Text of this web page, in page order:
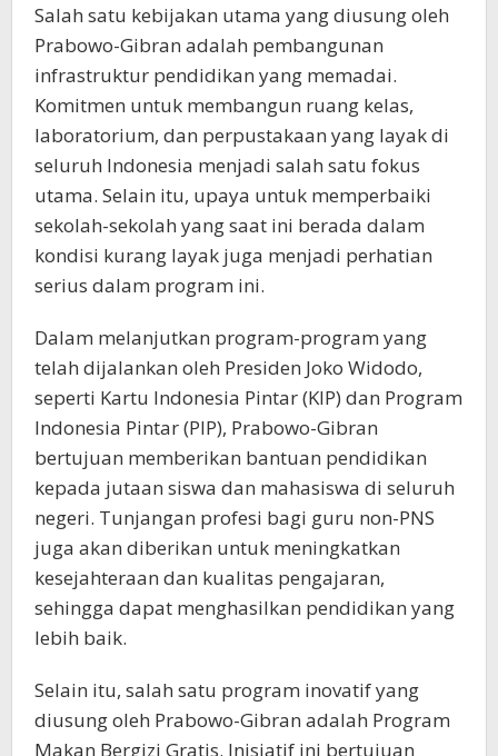
Salah satu kebijakan utama yang diusung oleh
Prabowo-Gibran adalah pembangunan
infrastruktur pendidikan yang memadai.
Komitmen untuk membangun ruang kelas,
laboratorium, dan perpustakaan yang layak di
seluruh Indonesia menjadi salah satu fokus
utama. Selain itu, upaya untuk memperbaiki
sekolah-sekolah yang saat ini berada dalam
kondisi kurang layak juga menjadi perhatian
serius dalam program ini.
Dalam melanjutkan program-program yang
telah dijalankan oleh Presiden Joko Widodo,
seperti Kartu Indonesia Pintar (KIP) dan Program
Indonesia Pintar (PIP), Prabowo-Gibran
bertujuan memberikan bantuan pendidikan
kepada jutaan siswa dan mahasiswa di seluruh
negeri. Tunjangan profesi bagi guru non-PNS
juga akan diberikan untuk meningkatkan
kesejahteraan dan kualitas pengajaran,
sehingga dapat menghasilkan pendidikan yang
lebih baik.
Selain itu, salah satu program inovatif yang
diusung oleh Prabowo-Gibran adalah Program
Makan Bergizi Gratis. Inisiatif ini bertujuan